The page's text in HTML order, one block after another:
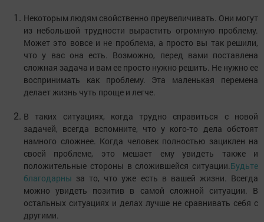
Некоторым людям свойственно преувеличивать. Они могут
из небольшой трудности вырастить огромную проблему.
Может это вовсе и не проблема, а просто вы так решили,
что у вас она есть. Возможно, перед вами поставлена
сложная задача и вам ее просто нужно решить. Не нужно ее
воспринимать как проблему. Эта маленькая перемена
делает жизнь чуть проще и легче.
В таких ситуациях, когда трудно справиться с новой
задачей, всегда вспомните, что у кого-то дела обстоят
намного сложнее. Когда человек полностью зациклен на
своей проблеме, это мешает ему увидеть также и
положительные стороны в сложившейся ситуации.Будьте
благодарны за то, что уже есть в вашей жизни. Всегда
можно увидеть позитив в самой сложной ситуации. В
остальных ситуациях и делах лучше не сравнивать себя с
другими.